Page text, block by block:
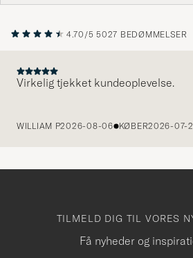
4.70/5 5027 BEDØMMELSER
Virkelig tjekket kundeoplevelse.
WILLIAM P2026-08-06 KØBER2026-07-
TILMELD DIG TIL VORES
Få nyheder og